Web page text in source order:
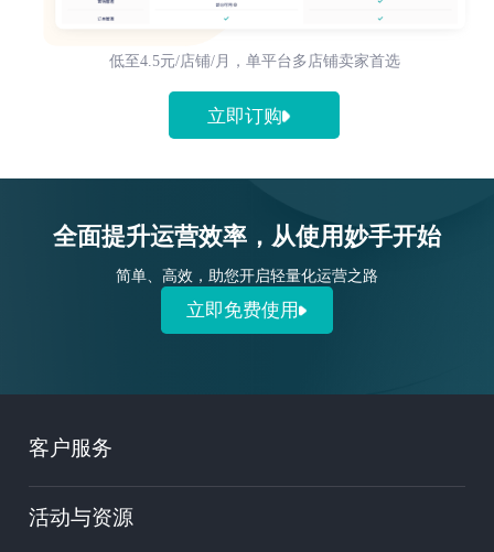
低至4.5元/店铺/月，单平台多店铺卖家首选
立即订购
全面提升运营效率，从使用妙手开始
简单、高效，助您开启轻量化运营之路
立即免费使用
客户服务
活动与资源